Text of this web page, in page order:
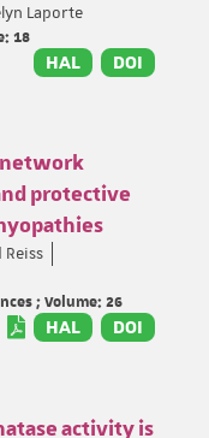
Laporte
18
HAL DOI
protective
Reiss
; Volume: 26
HAL DOI
activity is